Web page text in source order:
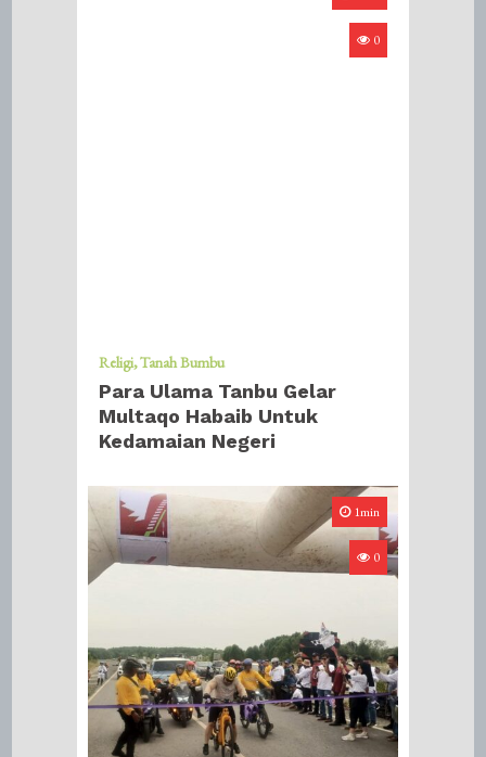
0
Religi Tanah Bumbu
Para Ulama Tanbu Gelar
Multaqo Habaib Untuk
Kedamaian Negeri
1min
0